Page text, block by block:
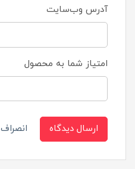
آدرس وب‌سایت
امتیاز شما به محصول
ارسال دیدگاه انصراف